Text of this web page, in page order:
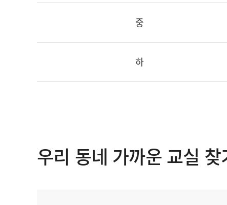
중
하
우리 동네 가까운 교실 찾